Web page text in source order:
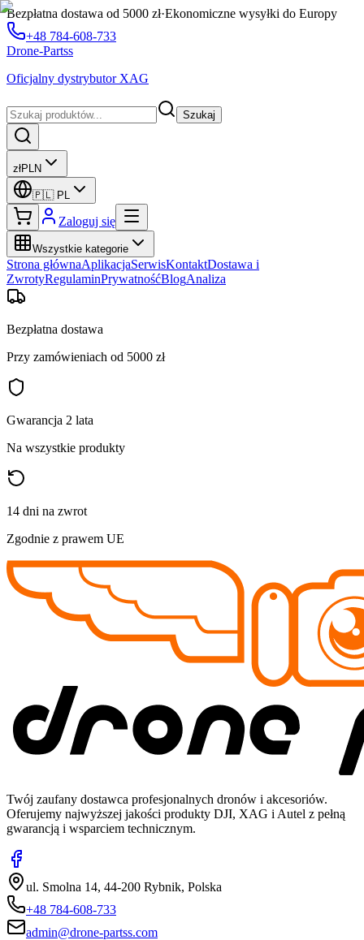
Bezpłatna dostawa od 5000 zł·Ekonomiczne wysyłki do Europy
+48 784-608-733
Drone-Partss
Oficjalny dystrybutor XAG
Szukaj
złPLN
🇵🇱 PL
Zaloguj się
Wszystkie kategorie
Strona głównaAplikacjaSerwisKontaktDostawa i
ZwrotyRegulaminPrywatnośćBlogAnaliza
Bezpłatna dostawa
Przy zamówieniach od 5000 zł
Gwarancja 2 lata
Na wszystkie produkty
14 dni na zwrot
Zgodnie z prawem UE
Twój zaufany dostawca profesjonalnych dronów i akcesoriów.
Oferujemy najwyższej jakości produkty DJI, XAG i Autel z pełną
gwarancją i wsparciem technicznym.
ul. Smolna 14, 44-200 Rybnik, Polska
+48 784-608-733
admin@drone-partss.com